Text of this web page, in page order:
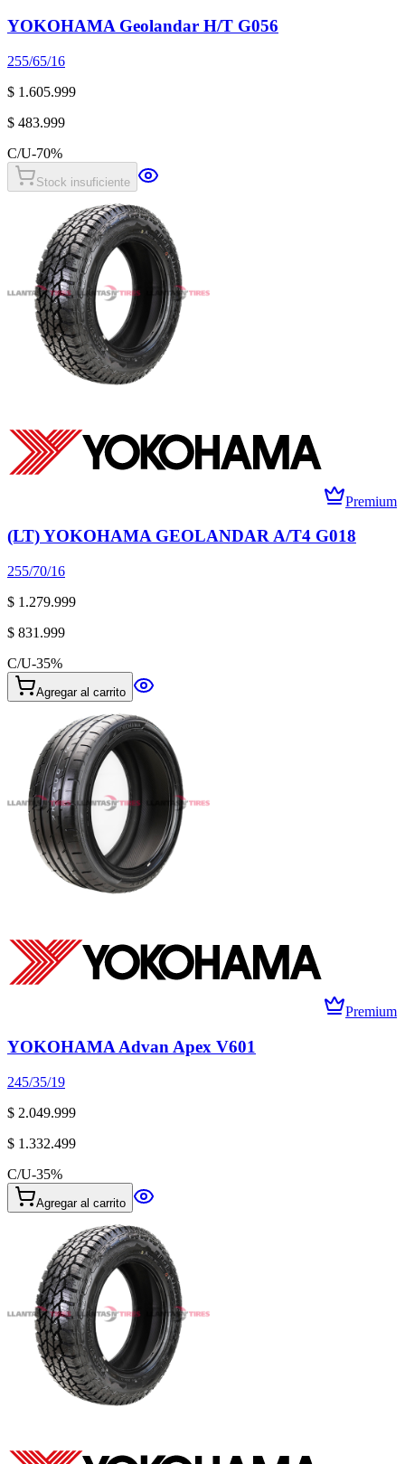
YOKOHAMA Geolandar H/T G056
255/65/16
$ 1.605.999
$ 483.999
C/U-70%
Stock insuficiente
Premium
(LT) YOKOHAMA GEOLANDAR A/T4 G018
255/70/16
$ 1.279.999
$ 831.999
C/U-35%
Agregar al carrito
Premium
YOKOHAMA Advan Apex V601
245/35/19
$ 2.049.999
$ 1.332.499
C/U-35%
Agregar al carrito